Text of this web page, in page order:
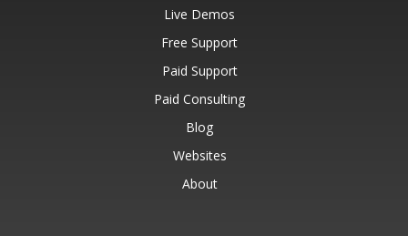
Live Demos
Free Support
Paid Support
Paid Consulting
Blog
Websites
About